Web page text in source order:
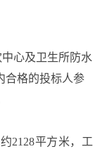
心及卫生所防水
合格的投标人参
2128平方米，工